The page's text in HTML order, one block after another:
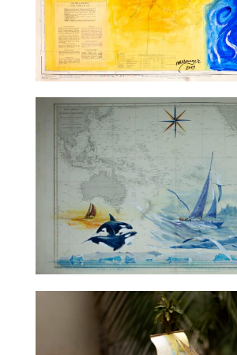
TALC01-33 – Jérôme Mesnager
TALC02-01 – Gildas Flahault